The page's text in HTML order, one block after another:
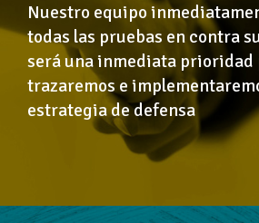
Nuestro equipo
todas las pruebas en contra
será una inmediata prioridad
trazaremos e
estrategia de defensa